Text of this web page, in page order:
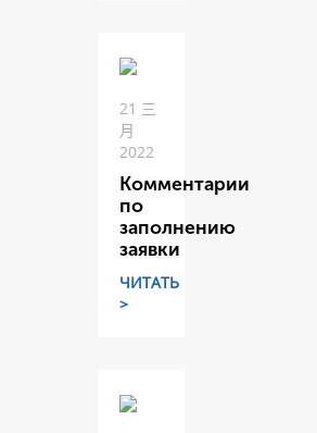
21 三
月
2022
Комментарии
по
заполнению
заявки
ЧИТАТЬ
>